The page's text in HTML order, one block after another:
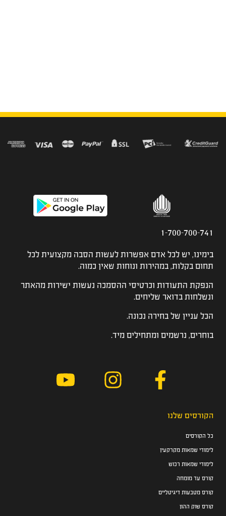
1-700-700-741
בימינו, יש לכל אדם אפשרות לעשות הסבה מקצועית לכל
תחום בקלות, במהירות ונוחות שאין כמוה.
הנפקת התעודות וכרטיסי ההסמכה נעשות ישירות מהאתר
ונשלחות בדואר שליחים.
הכל עניין של בחירה נכונה.
בוחרים, נרשמים ומתחילים מיד.
הקורסים שלנו
כל הקורסים
לימודי שמאות מקרקעין
לימודי שמאות רכוש
קורס עד מומחה
קורס מטבעות דיגיטליים
קורס שוק ההון